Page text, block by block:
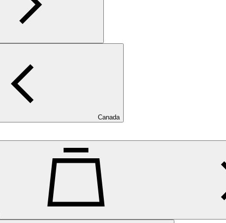
Canada